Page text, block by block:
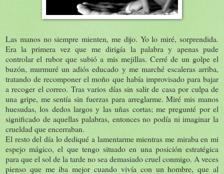
Las manos no siempre mienten, me dijo. Yo lo miré, sorprendida.
Era la primera vez que me dirigía la palabra y apenas pude
controlar el rubor que subió a mis mejillas. Cerré de un golpe el
buzón, murmuré un adiós educado y me marché escaleras arriba,
tratando de recomponer el moño que había improvisado para bajar
a recoger el correo. Tras varios días sin salir de casa por culpa de
una gripe, me sentía sin fuerzas para arreglarme. Miré mis manos
huesudas, los dedos largos y las uñas cortas; me pregunté por el
significado de aquellas palabras, entonces no podía ni imaginar la
crueldad que encerraban.
El resto del día lo dediqué a lamentarme mientras me miraba en mi
espejo mágico, el que tengo situado en una posición estratégica
para que el sol de la tarde no sea demasiado cruel conmigo. A veces
pienso que me iba mejor cuando vivía con un hombre, que al